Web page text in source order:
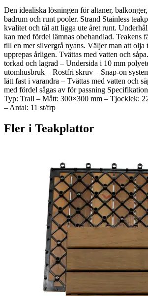
Den idealiska lösningen för altaner,
badrum och runt pooler. Strand Stainless
kvalitet och tål att ligga ute året runt.
kan med fördel lämnas obehandlad. Teakens
till en mer silvergrå nyans. Väljer man att olja
upprepas årligen. Tvättas med vatten och
torkad och lagrad – Undersida i 10 mm
utomhusbruk – Rostfri skruv – Snap-on
lätt fast i varandra – Tvättas med vatten och
med fördel sågas av för passning
Typ: Trall – Mått: 300×300 mm – Tjocklek:
– Antal: 11 st/frp
Fler i Teakplattor